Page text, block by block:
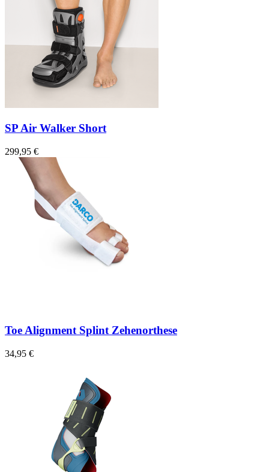
SP Air Walker Short
299,95 €
Toe Alignment Splint Zehenorthese
34,95 €